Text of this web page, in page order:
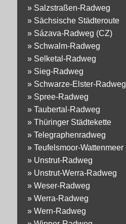
» Salzstraßen-Radweg
» Sächsische Städteroute
» Sázava-Radweg (CZ)
» Schwalm-Radweg
» Selketal-Radweg
» Sieg-Radweg
» Schwarze-Elster-Radweg
» Spree-Radweg
» Taubertal-Radweg
» Thüringer Städtekette
» Telegraphenradweg
» Teufelsmoor-Wattenmeer
» Unstrut-Radweg
» Unstrut-Werra-Radweg
» Weser-Radweg
» Werra-Radweg
» Wern-Radweg